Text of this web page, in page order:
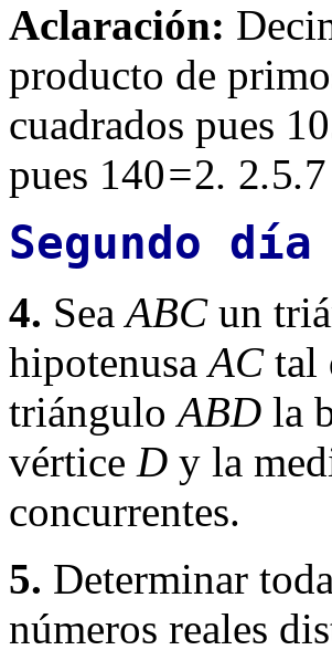
Aclaración:
producto de
cuadrados pues
pues 140=2. 2.5.7
Segundo día
4. SeaABCun
hipotenusaACtal
triánguloABD la
vértice D y la
concurrentes.
5. Determinar
números reales